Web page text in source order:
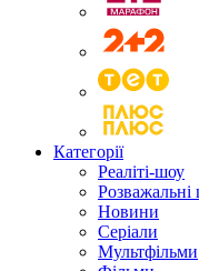
Категорії
Реаліті-шоу
Розважальні
Новини
Серіали
Мультфільми